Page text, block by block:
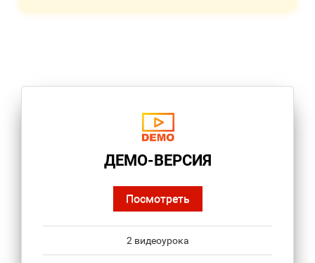
ДЕМО-ВЕРСИЯ
Посмотреть
2 видеоурока